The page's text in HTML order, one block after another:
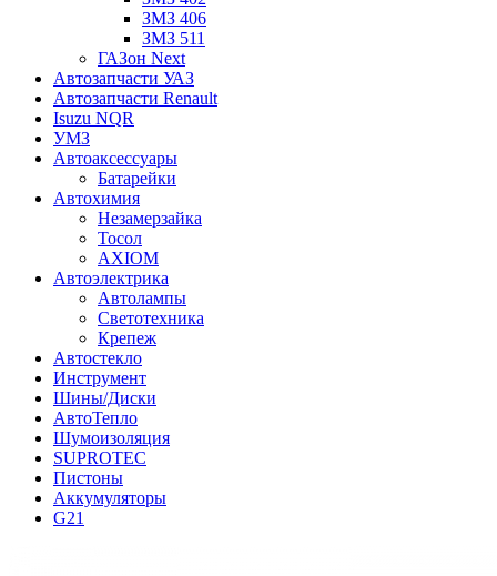
ЗМЗ 406
ЗМЗ 511
ГАЗон Next
Автозапчасти УАЗ
Автозапчасти Renault
Isuzu NQR
УМЗ
Автоаксессуары
Батарейки
Автохимия
Незамерзайка
Тосол
AXIOM
Автоэлектрика
Автолампы
Светотехника
Крепеж
Автостекло
Инструмент
Шины/Диски
АвтоТепло
Шумоизоляция
SUPROTEC
Пистоны
Аккумуляторы
G21